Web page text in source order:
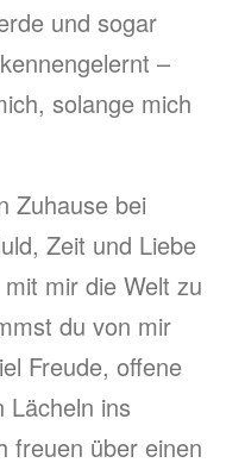
und sogar
–
solange mich
Zuhause bei
Zeit und Liebe
mir die Welt zu
du von mir
Freude, offene
Lächeln ins
freuen über einen